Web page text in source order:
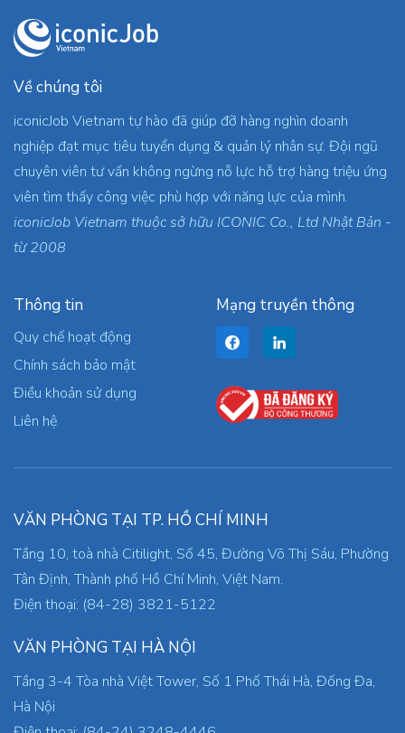
Về chúng tôi
iconicJob Vietnam tự hào đã giúp đỡ hàng nghìn doanh
nghiệp đạt mục tiêu tuyển dụng & quản lý nhân sự. Đội ngũ
chuyên viên tư vấn không ngừng nỗ lực hỗ trợ hàng triệu ứng
viên tìm thấy công việc phù hợp với năng lực của mình.
iconicJob Vietnam thuộc sở hữu ICONIC Co., Ltd Nhật Bản -
từ 2008
Thông tin
Quy chế hoạt động
Chính sách bảo mật
Điều khoản sử dụng
Liên hệ
Mạng truyền thông
VĂN PHÒNG TẠI TP. HỒ CHÍ MINH
Tầng 10, toà nhà Citilight, Số 45, Đường Võ Thị Sáu, Phường
Tân Định, Thành phố Hồ Chí Minh, Việt Nam.
Điện thoại: (84-28) 3821-5122
VĂN PHÒNG TẠI HÀ NỘI
Tầng 3-4 Tòa nhà Việt Tower, Số 1 Phố Thái Hà, Đống Đa,
Hà Nội